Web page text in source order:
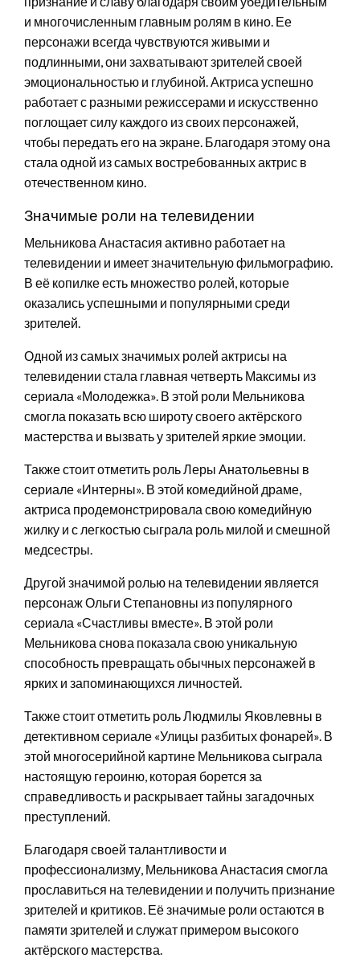
и многочисленным главным ролям в кино. Ее
персонажи всегда чувствуются живыми и
подлинными, они захватывают зрителей своей
эмоциональностью и глубиной. Актриса успешно
работает с разными режиссерами и искусственно
поглощает силу каждого из своих персонажей,
чтобы передать его на экране. Благодаря этому она
стала одной из самых востребованных актрис в
отечественном кино.
Значимые роли на телевидении
Мельникова Анастасия активно работает на
телевидении и имеет значительную фильмографию.
В её копилке есть множество ролей, которые
оказались успешными и популярными среди
зрителей.
Одной из самых значимых ролей актрисы на
телевидении стала главная четверть Максимы из
сериала «Молодежка». В этой роли Мельникова
смогла показать всю широту своего актёрского
мастерства и вызвать у зрителей яркие эмоции.
Также стоит отметить роль Леры Анатольевны в
сериале «Интерны». В этой комедийной драме,
актриса продемонстрировала свою комедийную
жилку и с легкостью сыграла роль милой и смешной
медсестры.
Другой значимой ролью на телевидении является
персонаж Ольги Степановны из популярного
сериала «Счастливы вместе». В этой роли
Мельникова снова показала свою уникальную
способность превращать обычных персонажей в
ярких и запоминающихся личностей.
Также стоит отметить роль Людмилы Яковлевны в
детективном сериале «Улицы разбитых фонарей». В
этой многосерийной картине Мельникова сыграла
настоящую героиню, которая борется за
справедливость и раскрывает тайны загадочных
преступлений.
Благодаря своей талантливости и
профессионализму, Мельникова Анастасия смогла
прославиться на телевидении и получить признание
зрителей и критиков. Её значимые роли остаются в
памяти зрителей и служат примером высокого
актёрского мастерства.